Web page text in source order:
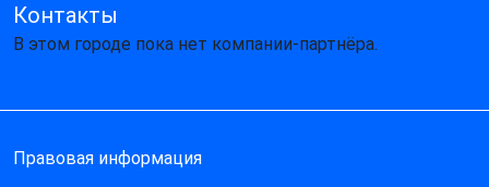
Контакты
В этом городе пока нет компании-партнёра.
Правовая информация